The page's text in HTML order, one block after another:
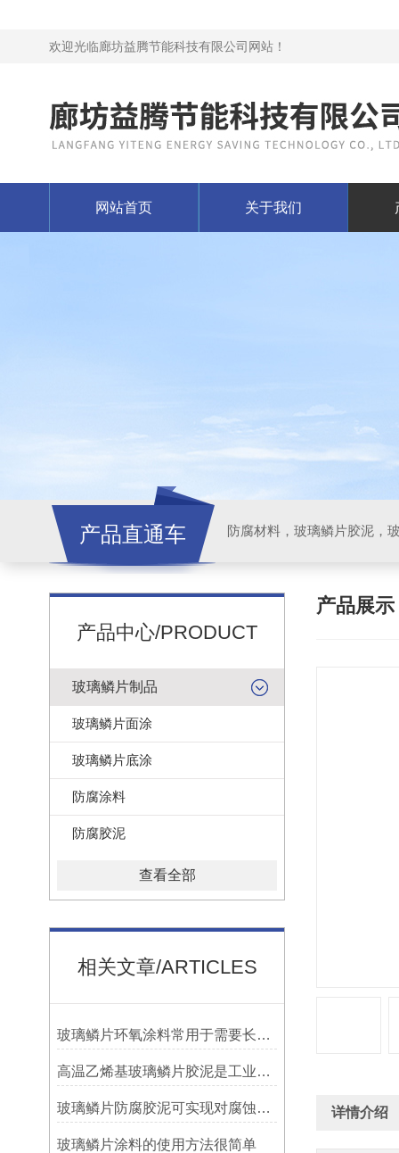
欢迎光临廊坊益腾节能科技有限公司网站！
网站首页 关于我们
产品直通车
产品中心/PRODUCT
玻璃鳞片制品
玻璃鳞片面涂
玻璃鳞片底涂
防腐涂料
防腐胶泥
查看全部
相关文章/ARTICLES
玻璃鳞片环氧涂料常用于需要长期防腐蚀保护的场合中
高温乙烯基玻璃鳞片胶泥是工业防腐领域中的特殊材料
玻璃鳞片防腐胶泥可实现对腐蚀介质的有效阻隔
玻璃鳞片涂料的使用方法很简单
产品展示
详情介绍